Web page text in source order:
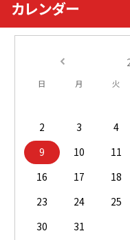
カレンダー
日 月 火
2
3 4
9
10 11
16
17 18
23
24 25
30
31